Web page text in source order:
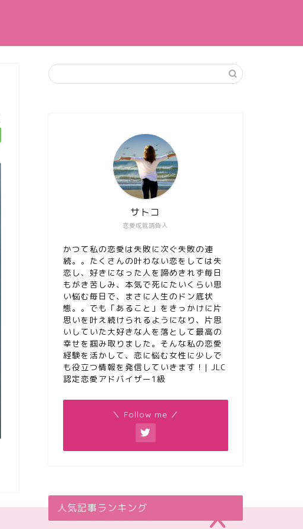
恋愛成就請負人
サトコ
かつて私の恋愛は失敗に次ぐ失敗の連
続。。たくさんの叶わない恋をしては失
恋し、好きになった人を諦めきれず毎日
もがき苦しみ、本気で死にたいくらい思
い悩む毎日で、まさに人生のドン底状
態。。でも「あること」をきっかけに片
思いを叶え続けられるようになり、片思
いしていた大好きな人を落として最高の
幸せを掴み取りました。そんな私の恋愛
経験を活かして、恋に悩む女性に少しで
も役立つ情報を発信していきます！| JLC
認定恋愛アドバイザー1級
＼ Follow me ／
人気記事ランキング